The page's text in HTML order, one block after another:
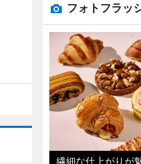
フォトフラッ
繊細な仕上がりが